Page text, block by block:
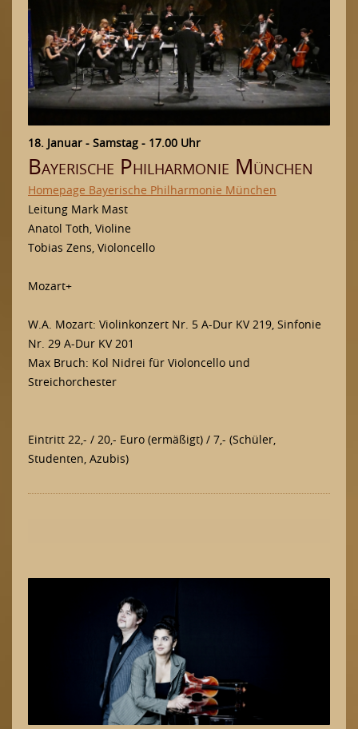
2017
2016
2015
2014
2013
2012
2011
2010
Impressionen
Förderverein
Sponsoring
Konzertplakate
18. Januar - Samstag - 17.00 Uhr
Bayerische Philharmonie München
Homepage Bayerische Philharmonie München
Leitung Mark Mast
Anatol Toth, Violine
Tobias Zens, Violoncello
Mozart+
W.A. Mozart: Violinkonzert Nr. 5 A-Dur KV 219, Sinfonie
Nr. 29 A-Dur KV 201
Max Bruch: Kol Nidrei für Violoncello und
Streichorchester
Eintritt 22,- / 20,- Euro (ermäßigt) / 7,- (Schüler,
Studenten, Azubis)